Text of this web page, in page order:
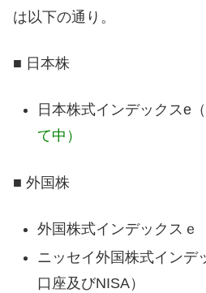
は以下の通り。
■ 日本株
日本株式インデックスe（
て中）
■ 外国株
外国株式インデックスｅ
ニッセイ外国株式インデ
口座及びNISA）